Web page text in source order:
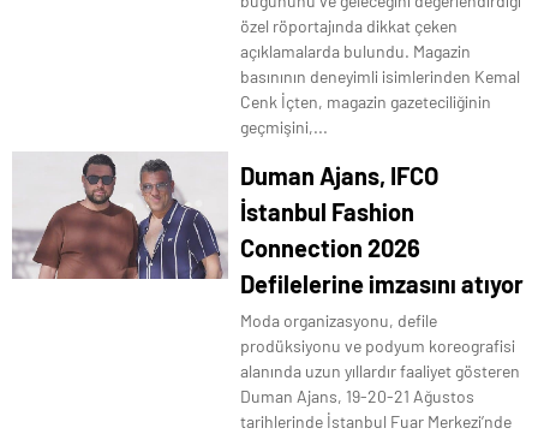
özel röportajında dikkat çeken
açıklamalarda bulundu. Magazin
basınının deneyimli isimlerinden Kemal
Cenk İçten, magazin gazeteciliğinin
geçmişini,...
Duman Ajans, IFCO
İstanbul Fashion
Connection 2026
Defilelerine imzasını atıyor
Moda organizasyonu, defile
prodüksiyonu ve podyum koreografisi
alanında uzun yıllardır faaliyet gösteren
Duman Ajans, 19-20-21 Ağustos
tarihlerinde İstanbul Fuar Merkezi’nde